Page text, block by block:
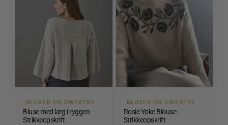
BLUSER OG SWEATRE
Bluse med læg i ryggen -
Strikkeopskrift
BLUSER OG SWEATRE
Rosie Yoke Blouse -
Strikkeopskrift